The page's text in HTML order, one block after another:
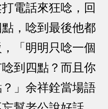
電話來狂唸，回
，唸到最後他都
「明明只唸一個
到四點？而且你
」余祥銓當場語